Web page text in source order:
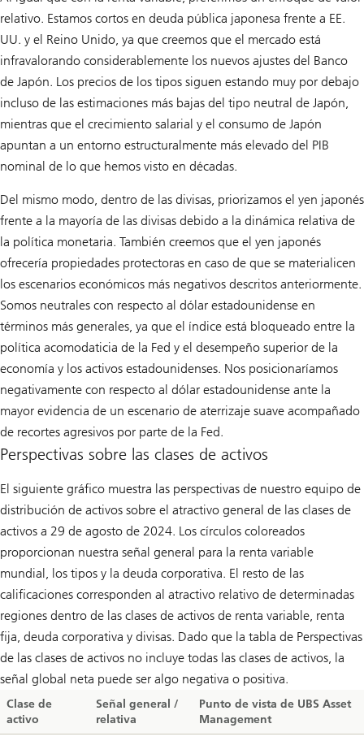
relativo. Estamos cortos en deuda pública japonesa frente a EE.
UU. y el Reino Unido, ya que creemos que el mercado está
infravalorando considerablemente los nuevos ajustes del Banco
de Japón. Los precios de los tipos siguen estando muy por debajo
incluso de las estimaciones más bajas del tipo neutral de Japón,
mientras que el crecimiento salarial y el consumo de Japón
apuntan a un entorno estructuralmente más elevado del PIB
nominal de lo que hemos visto en décadas.
Del mismo modo, dentro de las divisas, priorizamos el yen japonés
frente a la mayoría de las divisas debido a la dinámica relativa de
la política monetaria. También creemos que el yen japonés
ofrecería propiedades protectoras en caso de que se materialicen
los escenarios económicos más negativos descritos anteriormente.
Somos neutrales con respecto al dólar estadounidense en
términos más generales, ya que el índice está bloqueado entre la
política acomodaticia de la Fed y el desempeño superior de la
economía y los activos estadounidenses. Nos posicionaríamos
negativamente con respecto al dólar estadounidense ante la
mayor evidencia de un escenario de aterrizaje suave acompañado
de recortes agresivos por parte de la Fed.
Perspectivas sobre las clases de activos
El siguiente gráfico muestra las perspectivas de nuestro equipo de
distribución de activos sobre el atractivo general de las clases de
activos a 29 de agosto de 2024. Los círculos coloreados
proporcionan nuestra señal general para la renta variable
mundial, los tipos y la deuda corporativa. El resto de las
calificaciones corresponden al atractivo relativo de determinadas
regiones dentro de las clases de activos de renta variable, renta
fija, deuda corporativa y divisas. Dado que la tabla de Perspectivas
de las clases de activos no incluye todas las clases de activos, la
señal global neta puede ser algo negativa o positiva.
Clase de
activo
Señal general /
relativa
Punto de vista de UBS Asset
Management